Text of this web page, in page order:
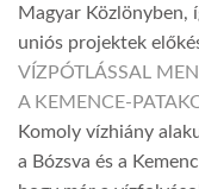
Magyar Közlönyben,
uniós projektek
VÍZPÓTLÁSSAL
A KEMENCE-
Komoly vízhiány
a Bózsva és a